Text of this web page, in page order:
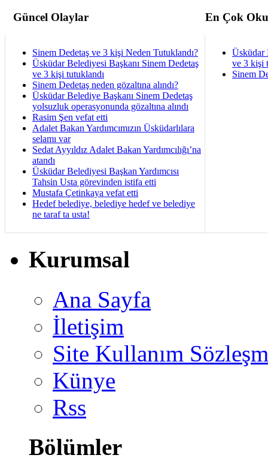
Güncel Olaylar En Çok
Sinem Dedetaş ve 3 kişi Neden Tutuklandı?
Üsküdar Belediyesi Başkanı Sinem Dedetaş
ve 3 kişi tutuklandı
Sinem Dedetaş neden gözaltına alındı?
Üsküdar Belediye Başkanı Sinem Dedetaş
yolsuzluk operasyonunda gözaltına alındı
Rasim Şen vefat etti
Adalet Bakan Yardımcımızın Üsküdarlılara
selamı var
Sedat Ayyıldız Adalet Bakan Yardımcılığı’na
atandı
Üsküdar Belediyesi Başkan Yardımcısı
Tahsin Usta görevinden istifa etti
Mustafa Çetinkaya vefat etti
Hedef belediye, belediye hedef ve belediye
ne taraf ta usta!
Üsküdar
ve 3 kişi
Sinem
Kurumsal
Ana Sayfa
İletişim
Site Kullanım
Künye
Rss
Bölümler